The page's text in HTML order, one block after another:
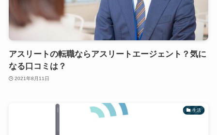
アスリートの転職ならアスリートエージェント？気に
なる口コミは？
2021年8月11日
生活